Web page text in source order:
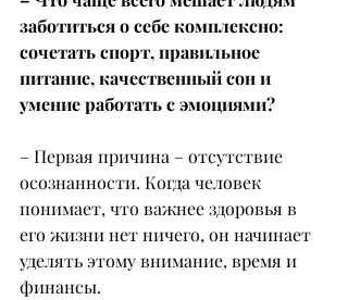
заботиться о себе комплексно:
сочетать спорт, правильное
питание, качественный сон и
умение работать с эмоциями?
– Первая причина – отсутствие
осознанности. Когда человек
понимает, что важнее здоровья в
его жизни нет ничего, он начинает
уделять этому внимание, время и
финансы.